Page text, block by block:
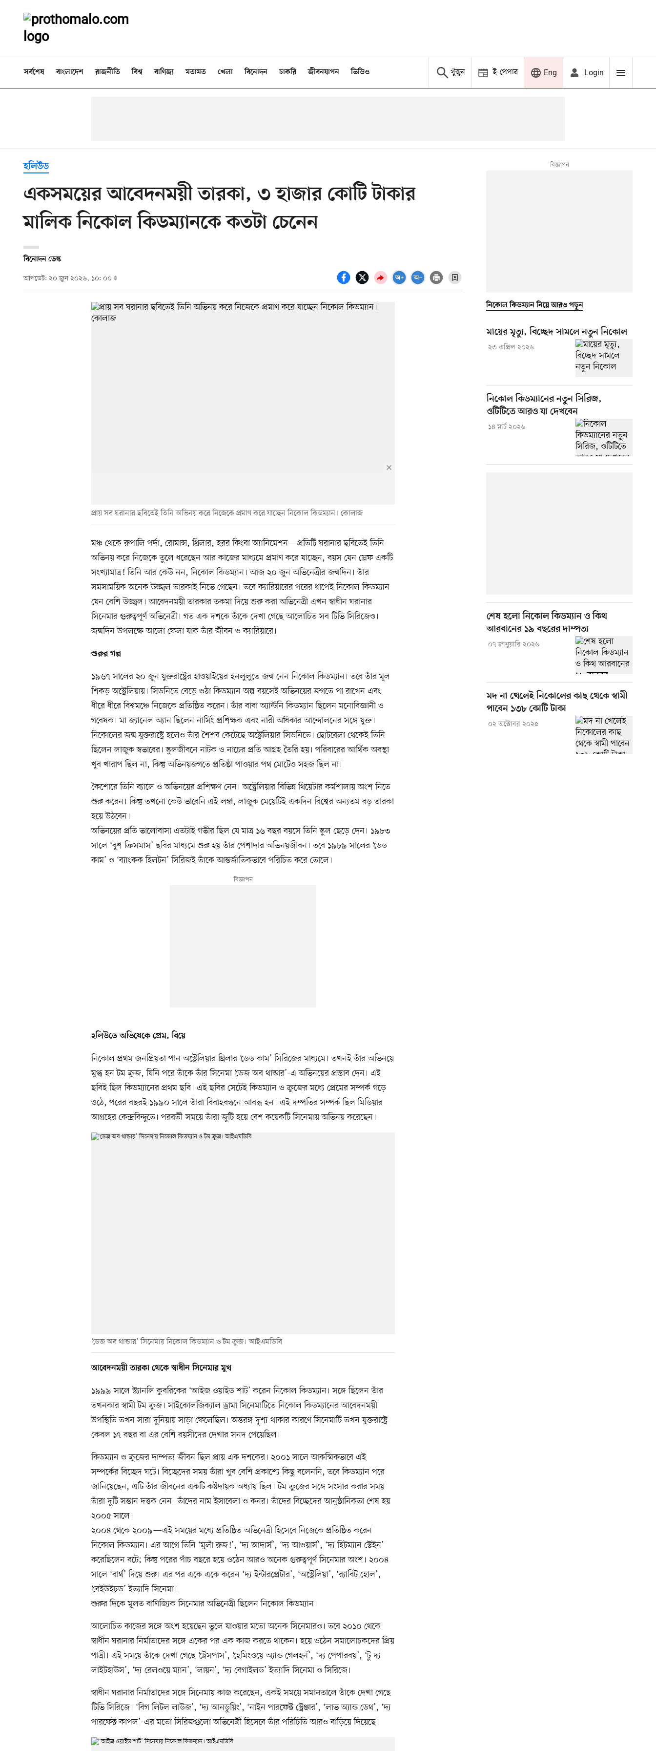
সর্বশেষ বাংলাদেশ রাজনীতি বিশ্ব বাণিজ্য মতামত খেলা বিনোদন চাকরি জীবনযাপন ভিডিও খুঁজুন ই-পেপার Eng Login
হলিউড
একসময়ের আবেদনময়ী তারকা, ৩ হাজার কোটি টাকার
মালিক নিকোল কিডম্যানকে কতটা চেনেন
বিনোদন ডেস্ক
আপডেট: ২০ জুন ২০২৬, ১০: ০০
প্রায় সব ঘরানার ছবিতেই তিনি অভিনয় করে নিজেকে প্রমাণ করে যাচ্ছেন নিকোল কিডম্যান। কোলাজ
মঞ্চ থেকে রুপালি পর্দা, রোমান্স, থ্রিলার, হরর কিংবা অ্যানিমেশন—প্রতিটি ঘরানার ছবিতেই তিনি
অভিনয় করে নিজেকে তুলে ধরেছেন আর কাজের মাধ্যমে প্রমাণ করে যাচ্ছেন, বয়স যেন স্রেফ একটি
সংখ্যামাত্র! তিনি আর কেউ নন, নিকোল কিডম্যান। আজ ২০ জুন অভিনেত্রীর জন্মদিন। তাঁর
সমসাময়িক অনেক উজ্জ্বল তারকাই নিভে গেছেন। তবে ক্যারিয়ারের পরের ধাপেই নিকোল কিডম্যান
যেন বেশি উজ্জ্বল। আবেদনময়ী তারকার তকমা দিয়ে শুরু করা অভিনেত্রী এখন স্বাধীন ঘরানার
সিনেমার গুরুত্বপূর্ণ অভিনেত্রী। গত এক দশকে তাঁকে দেখা গেছে আলোচিত সব টিভি সিরিজেও।
জন্মদিন উপলক্ষে আলো ফেলা যাক তাঁর জীবন ও ক্যারিয়ারে।
শুরুর গল্প
১৯৬৭ সালের ২০ জুন যুক্তরাষ্ট্রের হাওয়াইয়ের হনলুলুতে জন্ম নেন নিকোল কিডম্যান। তবে তাঁর মূল
শিকড় অস্ট্রেলিয়ায়। সিডনিতে বেড়ে ওঠা কিডম্যান অল্প বয়সেই অভিনয়ের জগতে পা রাখেন এবং
ধীরে ধীরে বিশ্বমঞ্চে নিজেকে প্রতিষ্ঠিত করেন। তাঁর বাবা অ্যান্টনি কিডম্যান ছিলেন মনোবিজ্ঞানী ও
গবেষক। মা জ্যানেল অ্যান ছিলেন নার্সিং প্রশিক্ষক এবং নারী অধিকার আন্দোলনের সঙ্গে যুক্ত।
নিকোলের জন্ম যুক্তরাষ্ট্রে হলেও তাঁর শৈশব কেটেছে অস্ট্রেলিয়ার সিডনিতে। ছোটবেলা থেকেই তিনি
ছিলেন লাজুক স্বভাবের। স্কুলজীবনে নাটক ও নাচের প্রতি আগ্রহ তৈরি হয়। পরিবারের আর্থিক অবস্থা
খুব খারাপ ছিল না, কিন্তু অভিনয়জগতে প্রতিষ্ঠা পাওয়ার পথ মোটেও সহজ ছিল না।
কৈশোরে তিনি ব্যালে ও অভিনয়ের প্রশিক্ষণ নেন। অস্ট্রেলিয়ার বিভিন্ন থিয়েটার কর্মশালায় অংশ নিতে
শুরু করেন। কিন্তু তখনো কেউ ভাবেনি এই লম্বা, লাজুক মেয়েটিই একদিন বিশ্বের অন্যতম বড় তারকা
হয়ে উঠবেন।
অভিনয়ের প্রতি ভালোবাসা এতটাই গভীর ছিল যে মাত্র ১৬ বছর বয়সে তিনি স্কুল ছেড়ে দেন। ১৯৮৩
সালে ‘বুশ ক্রিসমাস’ ছবির মাধ্যমে শুরু হয় তাঁর পেশাদার অভিনয়জীবন। তবে ১৯৮৯ সালের ‘ডেড
কাম’ ও ‘ব্যাংকক হিলটন’ সিরিজই তাঁকে আন্তর্জাতিকভাবে পরিচিত করে তোলে।
হলিউডে অভিষেকে প্রেম, বিয়ে
নিকোল প্রথম জনপ্রিয়তা পান অস্ট্রেলিয়ার থ্রিলার ‘ডেড কাম’ সিরিজের মাধ্যমে। তখনই তাঁর অভিনয়ে
মুগ্ধ হন টম ক্রুজ, যিনি পরে তাঁকে তাঁর সিনেমা ‘ডেজ অব থান্ডার’-এ অভিনয়ের প্রস্তাব দেন। এই
ছবিই ছিল কিডম্যানের প্রথম ছবি। এই ছবির সেটেই কিডম্যান ও ক্রুজের মধ্যে প্রেমের সম্পর্ক গড়ে
ওঠে, পরের বছরই ১৯৯০ সালে তাঁরা বিবাহবন্ধনে আবদ্ধ হন। এই দম্পতির সম্পর্ক ছিল মিডিয়ার
আগ্রহের কেন্দ্রবিন্দুতে। পরবর্তী সময়ে তাঁরা জুটি হয়ে বেশ কয়েকটি সিনেমায় অভিনয় করেছেন।
‘ডেজ অব থান্ডার’ সিনেমায় নিকোল কিডম্যান ও টম ক্রুজ। আইএমডিবি
আবেদনময়ী তারকা থেকে স্বাধীন সিনেমার মুখ
১৯৯৯ সালে স্ট্যানলি কুবরিকের ‘আইজ ওয়াইড শাট’ করেন নিকোল কিডম্যান। সঙ্গে ছিলেন তাঁর
তখনকার স্বামী টম ক্রুজ। সাইকোলজিক্যাল ড্রামা সিনেমাটিতে নিকোল কিডম্যানের আবেদনময়ী
উপস্থিতি তখন সারা দুনিয়ায় সাড়া ফেলেছিল। অন্তরঙ্গ দৃশ্য থাকার কারণে সিনেমাটি তখন যুক্তরাষ্ট্রে
কেবল ১৭ বছর বা এর বেশি বয়সীদের দেখার সনদ পেয়েছিল।
কিডম্যান ও ক্রুজের দাম্পত্য জীবন ছিল প্রায় এক দশকের। ২০০১ সালে আকস্মিকভাবে এই
সম্পর্কের বিচ্ছেদ ঘটে। বিচ্ছেদের সময় তাঁরা খুব বেশি প্রকাশ্যে কিছু বলেননি, তবে কিডম্যান পরে
জানিয়েছেন, এটি তাঁর জীবনের একটি কষ্টদায়ক অধ্যায় ছিল। টম ক্রুজের সঙ্গে সংসার করার সময়
তাঁরা দুটি সন্তান দত্তক নেন। তাঁদের নাম ইসাবেলা ও কনর। তাঁদের বিচ্ছেদের আনুষ্ঠানিকতা শেষ হয়
২০০৫ সালে।
২০০৪ থেকে ২০০৯—এই সময়ের মধ্যে প্রতিষ্ঠিত অভিনেত্রী হিসেবে নিজেকে প্রতিষ্ঠিত করেন
নিকোল কিডম্যান। এর আগে তিনি ‘মুলাঁ রুজ!’, ‘দ্য আদার্স’, ‘দ্য আওয়ার্স’, ‘দ্য হিটম্যান স্টেইন’
করেছিলেন বটে; কিন্তু পরের পাঁচ বছরে হয়ে ওঠেন আরও অনেক গুরুত্বপূর্ণ সিনেমার অংশ। ২০০৪
সালে ‘বার্থ’ দিয়ে শুরু। এর পর একে একে করেন ‘দ্য ইন্টারপ্রেটার’, ‘অস্ট্রেলিয়া’, ‘র‍্যাবিট হোল’,
‘বেইউইচড’ ইত্যাদি সিনেমা।
শুরুর দিকে মূলত বাণিজ্যিক সিনেমার অভিনেত্রী ছিলেন নিকোল কিডম্যান।
আলোচিত কাজের সঙ্গে অংশ হয়েছেন ভুলে যাওয়ার মতো অনেক সিনেমারও। তবে ২০১০ থেকে
স্বাধীন ঘরানার নির্মাতাদের সঙ্গে একের পর এক কাজ করতে থাকেন। হয়ে ওঠেন সমালোচকদের প্রিয়
পাত্রী। এই সময়ে তাঁকে দেখা গেছে ‘ট্রেসপাস’, ‘হেমিংওয়ে অ্যান্ড গেলহর্ন’, ‘দ্য পেপারবয়’, ‘টু দ্য
লাইটহাউস’, ‘দ্য রেলওয়ে ম্যান’, ‘লায়ন’, ‘দ্য বেগাইলড’ ইত্যাদি সিনেমা ও সিরিজে।
স্বাধীন ঘরানার নির্মাতাদের সঙ্গে সিনেমায় কাজ করেছেন, একই সময়ে সমানতালে তাঁকে দেখা গেছে
টিভি সিরিজে। ‘বিগ লিটল লাউজ’, ‘দ্য আনডুয়িং’, ‘নাইন পারফেক্ট স্ট্রেঞ্জার’, ‘লাভ অ্যান্ড ডেথ’, ‘দ্য
পারফেক্ট কাপল’-এর মতো সিরিজগুলো অভিনেত্রী হিসেবে তাঁর পরিচিতি আরও বাড়িয়ে দিয়েছে।
নিকোল কিডম্যান নিয়ে আরও পড়ুন
মায়ের মৃত্যু, বিচ্ছেদ সামলে নতুন নিকোল
২৩ এপ্রিল ২০২৬
নিকোল কিডম্যানের নতুন সিরিজ,
ওটিটিতে আরও যা দেখবেন
১৪ মার্চ ২০২৬
শেষ হলো নিকোল কিডম্যান ও কিথ
আরবানের ১৯ বছরের দাম্পত্য
০৭ জানুয়ারি ২০২৬
মদ না খেলেই নিকোলের কাছ থেকে স্বামী
পাবেন ১৩৮ কোটি টাকা
০২ অক্টোবর ২০২৫